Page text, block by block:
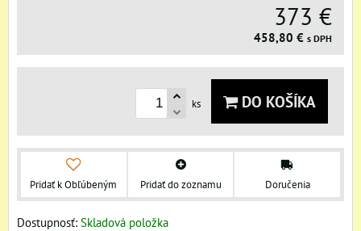
373 €
458,80 € s DPH
ks DO KOŠÍKA
Pridať k Obľúbeným Pridať do zoznamu Doručenia
Dostupnosť: Skladová položka